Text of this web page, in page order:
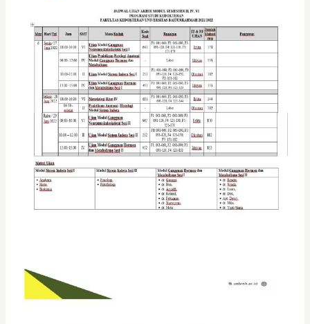
Semester
Progam
Kedokteran
Fakultas
Kedokteran